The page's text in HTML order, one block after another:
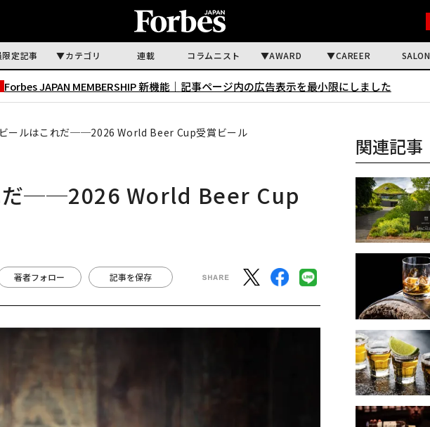
定記事 カテゴリ 連載 コラムニスト AWARD CAREER SALON
Forbes JAPAN MEMBERSHIP 新機能｜ 記事ページ内の広告表示を最小限にしました
ールはこれだ──2026 World Beer Cup受賞ビール
だ──2026 World Beer Cup
著者フォロー 記事を保存
関連記事